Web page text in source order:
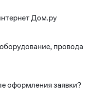
Дом.ру
провода
оформления заявки?